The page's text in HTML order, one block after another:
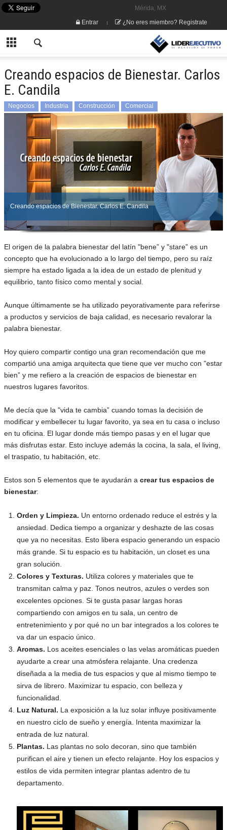
Mérida, MX
Entrar
¿No eres miembro? Registrate
Creando espacios de Bienestar. Carlos
E. Candila
Negocios Industria Construcción Comercial
Creando espacios de Bienestar. Carlos E. Candila
El origen de la palabra bienestar del latín "bene” y "stare” es un
concepto que ha evolucionado a lo largo del tiempo, pero su raíz
siempre ha estado ligada a la idea de un estado de plenitud y
equilibrio, tanto físico como mental y social.
Aunque últimamente se ha utilizado peyorativamente para referirse
a productos y servicios de baja calidad, es necesario revalorar la
palabra bienestar.
Hoy quiero compartir contigo una gran recomendación que me
compartió una amiga arquitecta que tiene que ver mucho con "estar
bien” y me refiero a la creación de espacios de bienestar en
nuestros lugares favoritos.
Me decía que la "vida te cambia” cuando tomas la decisión de
modificar y embellecer tu lugar favorito, ya sea en tu casa o incluso
en tu oficina. El lugar donde más tiempo pasas y en el lugar que
más disfrutas estar. Esto incluye además la cocina, la sala, el living,
el traspatio, tu habitación, etc.
Estos son 5 elementos que te ayudarán a crear tus espacios de
bienestar:
Orden y Limpieza. Un entorno ordenado reduce el estrés y la
ansiedad. Dedica tiempo a organizar y deshazte de las cosas
que ya no necesitas. Esto libera espacio generando un espacio
más grande. Si tu espacio es tu habitación, un closet es una
gran solución.
Colores y Texturas. Utiliza colores y materiales que te
transmitan calma y paz. Tonos neutros, azules o verdes son
excelentes opciones. Si te gusta pasar largas horas
compartiendo con amigos en tu sala, un centro de
entretenimiento y por qué no un bar integrados a los colores te
va dar un espacio único.
Aromas. Los aceites esenciales o las velas aromáticas pueden
ayudarte a crear una atmósfera relajante. Una credenza
diseñada a la media de tus espacios y que al mismo tiempo te
sirva de librero. Maximizar tu espacio, con belleza y
funcionalidad.
Luz Natural. La exposición a la luz solar influye positivamente
en nuestro ciclo de sueño y energía. Intenta maximizar la
entrada de luz natural.
Plantas. Las plantas no solo decoran, sino que también
purifican el aire y tienen un efecto relajante. Hoy los espacios y
estilos de vida permiten integrar plantas adentro de tu
departamento.